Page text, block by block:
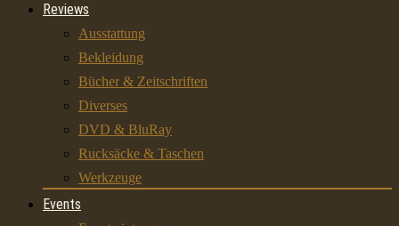
Reviews
Ausstattung
Bekleidung
Bücher & Zeitschriften
Diverses
DVD & BluRay
Rucksäcke & Taschen
Werkzeuge
Events